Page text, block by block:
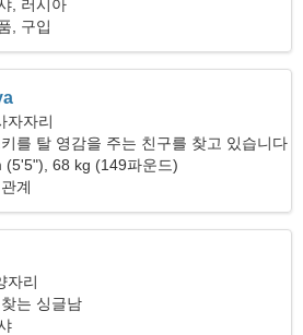
, 러시아
, 구입
자자리
를 탈 영감을 주는 친구를 찾고 있습니다
(5'5"), 68 kg (149파운드)
계
자리
는 싱글남